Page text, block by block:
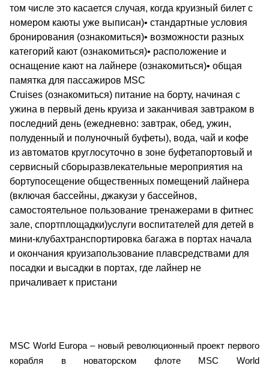
MSC World Europa – новый революционный проект первого
корабля в новаторском флоте MSC World
том числе это касается случая, когда круизный билет с
номером каюты уже выписан)• стандартные условия
бронирования (ознакомиться)• возможности разных
категорий кают (ознакомиться)• расположение и
оснащение кают на лайнере (ознакомиться)• общая
памятка для пассажиров MSC
Cruises (ознакомиться) питание на борту, начиная с
ужина в первый день круиза и заканчивая завтраком в
последний день (ежедневно: завтрак, обед, ужин,
полуденный и полуночный буфеты), вода, чай и кофе
из автоматов круглосуточно в зоне буфетапортовый и
сервисный сборыразвлекательные мероприятия на
бортупосещение общественных помещений лайнера
(включая бассейны, джакузи у бассейнов,
самостоятельное пользование тренажерами в фитнес
зале, спортплощадки)услуги воспитателей для детей в
мини-клубахтранспортировка багажа в портах начала
и окончания круизапользование плавсредствами для
посадки и высадки в портах, где лайнер не
причаливает к пристани